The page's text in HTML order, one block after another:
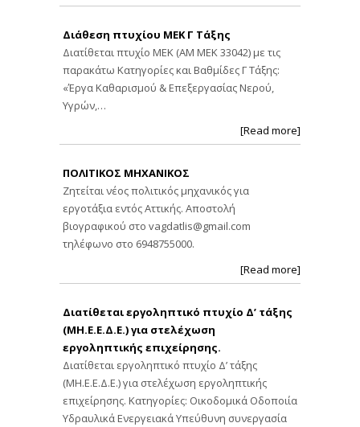
Διάθεση πτυχίου ΜΕΚ Γ Τάξης
Διατίθεται πτυχίο ΜΕΚ (ΑΜ ΜΕΚ 33042) με τις
παρακάτω Κατηγορίες και Βαθμίδες Γ Τάξης:
«Έργα Καθαρισμού & Επεξεργασίας Νερού,
Υγρών,…
[Read more]
ΠΟΛΙΤΙΚΟΣ ΜΗΧΑΝΙΚΟΣ
Ζητείται νέος πολιτικός μηχανικός για
εργοτάξια εντός Αττικής. Αποστολή
βιογραφικού στο vagdatlis@gmail.com
τηλέφωνο στο 6948755000.
[Read more]
Διατίθεται εργοληπτικό πτυχίο Δ’ τάξης
(ΜΗ.Ε.Ε.Δ.Ε.) για στελέχωση
εργοληπτικής επιχείρησης.
Διατίθεται εργοληπτικό πτυχίο Δ’ τάξης
(ΜΗ.Ε.Ε.Δ.Ε.) για στελέχωση εργοληπτικής
επιχείρησης. Κατηγορίες: Οικοδομικά Οδοποιία
Υδραυλικά Ενεργειακά Υπεύθυνη συνεργασία